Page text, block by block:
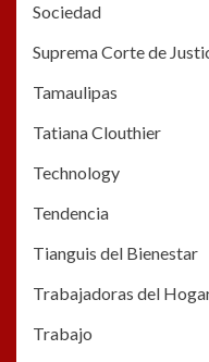
Sociedad
Suprema Corte de
Tamaulipas
Tatiana Clouthier
Technology
Tendencia
Tianguis del Bienestar
Trabajadoras del
Trabajo